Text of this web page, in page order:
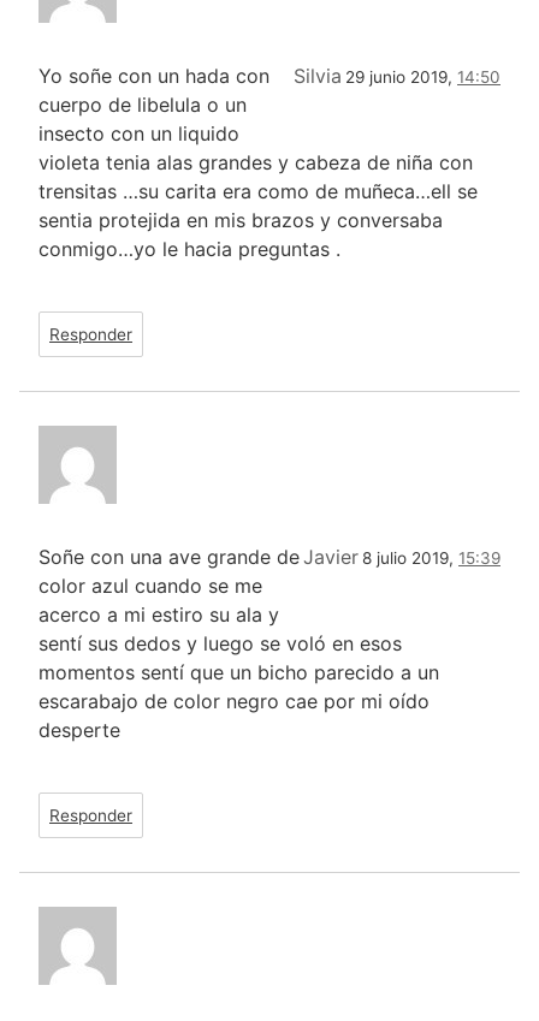
Silvia 29 junio 2019, 14:50
Yo soñe con un hada con
cuerpo de libelula o un
insecto con un liquido
violeta tenia alas grandes y cabeza de niña con
trensitas …su carita era como de muñeca…ell se
sentia protejida en mis brazos y conversaba
conmigo…yo le hacia preguntas .
Responder
Javier8 julio 2019, 15:39
Soñe con una ave grande de
color azul cuando se me
acerco a mi estiro su ala y
sentí sus dedos y luego se voló en esos
momentos sentí que un bicho parecido a un
escarabajo de color negro cae por mi oído
desperte
Responder